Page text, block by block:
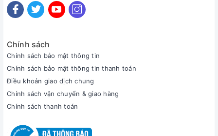
Chính sách
Chính sách bảo mật thông tin
Chính sách bảo mật thông tin thanh toán
Điều khoản giao dịch chung
Chính sách vận chuyển & giao hàng
Chính sách thanh toán